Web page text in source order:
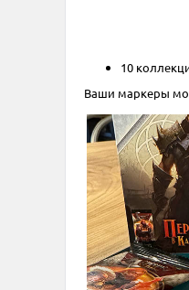
10
Ваши маркеры